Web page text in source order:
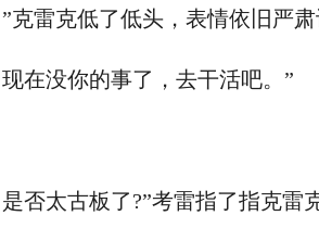
雷克低了低头，表情依旧严肃
没你的事了，去干活吧。”
太古板了?”考雷指了指克雷克